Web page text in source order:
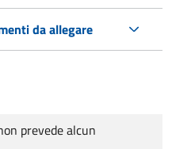
da allegare
prevede alcun